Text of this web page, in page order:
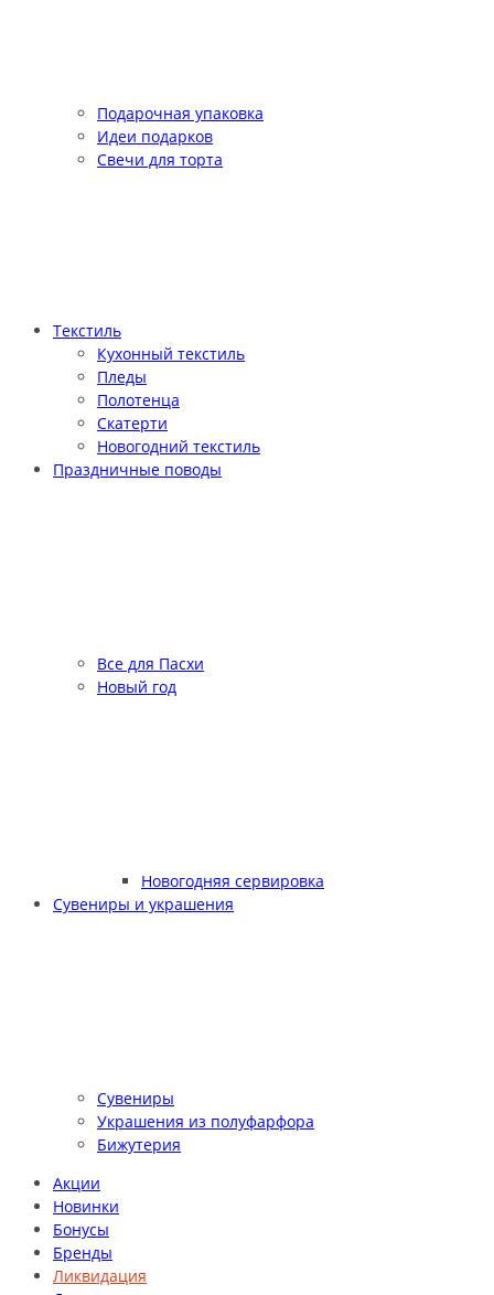
Подарочная упаковка
Идеи подарков
Свечи для торта
Текстиль
Кухонный текстиль
Пледы
Полотенца
Скатерти
Новогодний текстиль
Праздничные поводы
Все для Пасхи
Новый год
Новогодняя сервировка
Сувениры и украшения
Сувениры
Украшения из полуфарфора
Бижутерия
Акции
Новинки
Бонусы
Бренды
Ликвидация